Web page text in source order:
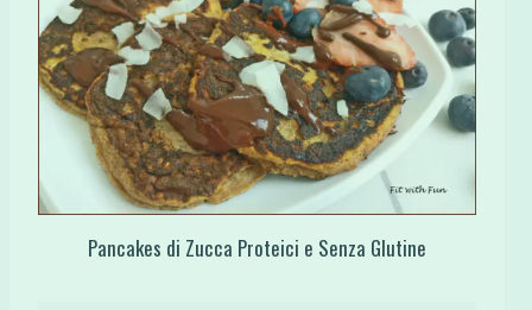
Pancakes di Zucca Proteici e Senza Glutine